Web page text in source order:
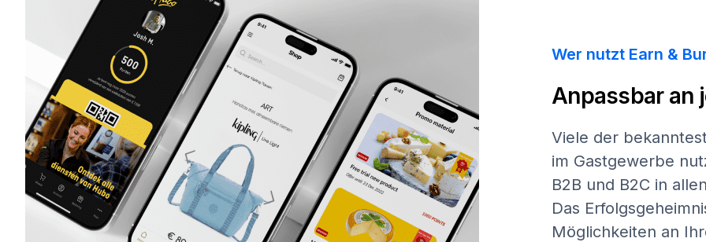
Wer nutzt Earn &
Anpassbar an
Viele der
im Gastgewerbe
B2B und B2C in
Das
Möglichkeiten an